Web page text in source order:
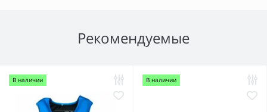
Рекомендуемые
В наличии В наличии